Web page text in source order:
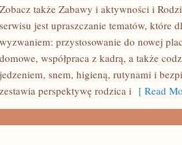
Zobacz także Zabawy i aktywności i
serwisu jest upraszczanie tematów, które
wyzwaniem: przystosowanie do nowej
domowe, współpraca z kadrą, a także
jedzeniem, snem, higieną, rutynami i
zestawia perspektywę rodzica i [ Read